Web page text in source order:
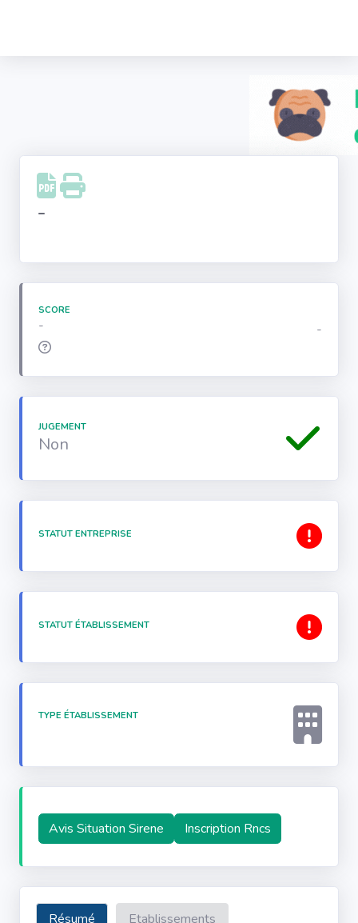
Facebook
Instagram
-
SCORE
- -
JUGEMENT
Non
STATUT ENTREPRISE
STATUT ÉTABLISSEMENT
TYPE ÉTABLISSEMENT
Avis Situation Sirene Inscription Rncs
Résumé
Etablissements